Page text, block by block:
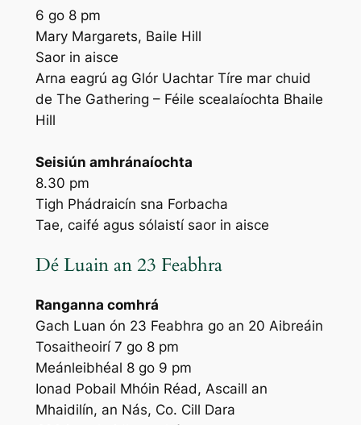
6 go 8 pm
Mary Margarets, Baile Hill
Saor in aisce
Arna eagrú ag Glór Uachtar Tíre mar chuid
de The Gathering – Féile scealaíochta Bhaile
Hill
Seisiún amhránaíochta
8.30 pm
Tigh Phádraicín sna Forbacha
Tae, caifé agus sólaistí saor in aisce
Dé Luain an 23 Feabhra
Ranganna comhrá
Gach Luan ón 23 Feabhra go an 20 Aibreáin
Tosaitheoirí 7 go 8 pm
Meánleibhéal 8 go 9 pm
Ionad Pobail Mhóin Réad, Ascaill an
Mhaidilín, an Nás, Co. Cill Dara